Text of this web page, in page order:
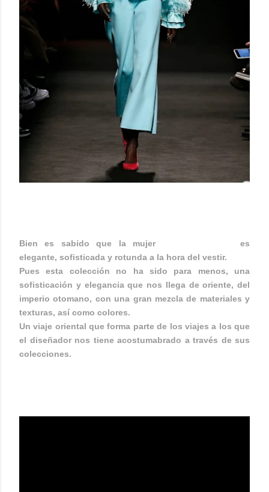
Bien es sabido que la mujer
es
elegante, sofisticada y rotunda a la hora del vestir.
Pues esta colección no ha sido para menos, una
sofisticación y elegancia que nos llega de oriente, del
imperio otomano, con una gran mezcla de materiales y
texturas, así como colores.
Un viaje oriental que forma parte de los viajes a los que
el diseñador nos tiene acostumabrado a través de sus
colecciones.